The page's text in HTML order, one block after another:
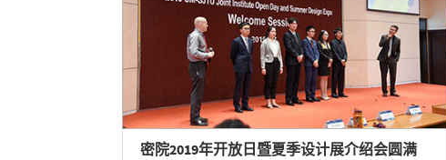
密院2019年开放日暨夏季设计展介绍会圆满